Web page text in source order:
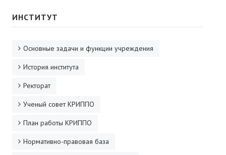
ИНСТИТУТ
Основные задачи и функции учреждения
История института
Ректорат
Ученый совет КРИППО
План работы КРИППО
Нормативно-правовая база